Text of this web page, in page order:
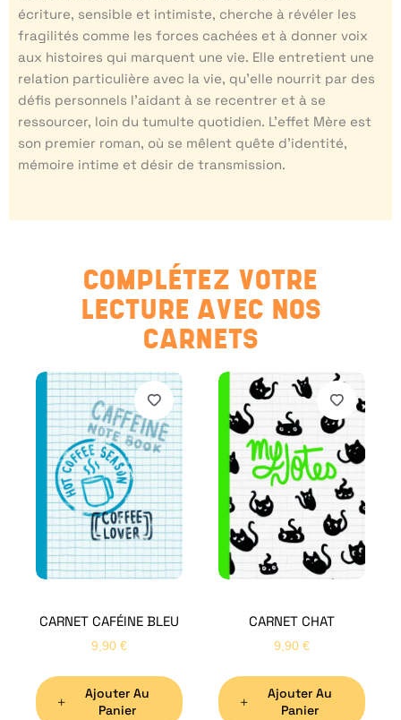
écriture, sensible et intimiste, cherche à révéler les
fragilités comme les forces cachées et à donner voix
aux histoires qui marquent une vie. Elle entretient une
relation particulière avec la vie, qu’elle nourrit par des
défis personnels l’aidant à se recentrer et à se
ressourcer, loin du tumulte quotidien. L’effet Mère est
son premier roman, où se mêlent quête d’identité,
mémoire intime et désir de transmission.
COMPLÉTEZ VOTRE
LECTURE AVEC NOS
CARNETS
CARNET CAFÉINE BLEU
9,90 €
Ajouter Au
Panier
CARNET CHAT
9,90 €
Ajouter Au
Panier